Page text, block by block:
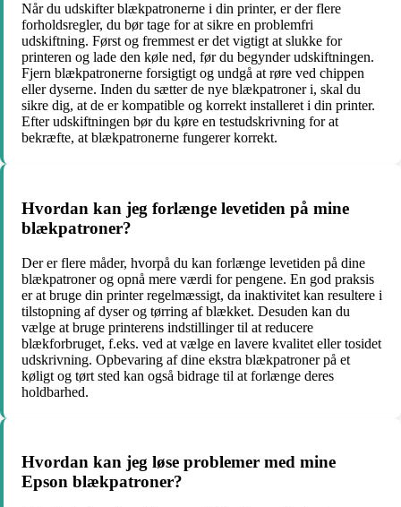
Når du udskifter blækpatronerne i din printer, er der flere
forholdsregler, du bør tage for at sikre en problemfri
udskiftning. Først og fremmest er det vigtigt at slukke for
printeren og lade den køle ned, før du begynder udskiftningen.
Fjern blækpatronerne forsigtigt og undgå at røre ved chippen
eller dyserne. Inden du sætter de nye blækpatroner i, skal du
sikre dig, at de er kompatible og korrekt installeret i din printer.
Efter udskiftningen bør du køre en testudskrivning for at
bekræfte, at blækpatronerne fungerer korrekt.
Hvordan kan jeg forlænge levetiden på mine
blækpatroner?
Der er flere måder, hvorpå du kan forlænge levetiden på dine
blækpatroner og opnå mere værdi for pengene. En god praksis
er at bruge din printer regelmæssigt, da inaktivitet kan resultere i
tilstopning af dyser og tørring af blækket. Desuden kan du
vælge at bruge printerens indstillinger til at reducere
blækforbruget, f.eks. ved at vælge en lavere kvalitet eller tosidet
udskrivning. Opbevaring af dine ekstra blækpatroner på et
køligt og tørt sted kan også bidrage til at forlænge deres
holdbarhed.
Hvordan kan jeg løse problemer med mine
Epson blækpatroner?